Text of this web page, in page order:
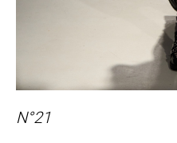
N°21